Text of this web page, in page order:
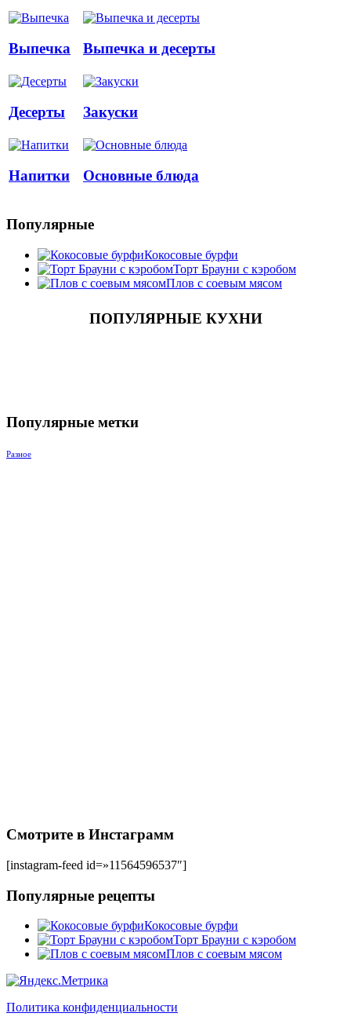
Выпечка Выпечка и десерты
Десерты Закуски
Напитки Основные блюда
Популярные
Кокосовые бурфи
Торт Брауни с кэробом
Плов с соевым мясом
ПОПУЛЯРНЫЕ КУХНИ
Популярные метки
Разное
Смотрите в Инстаграмм
[instagram-feed id=»11564596537″]
Популярные рецепты
Кокосовые бурфи
Торт Брауни с кэробом
Плов с соевым мясом
Политика конфиденциальности